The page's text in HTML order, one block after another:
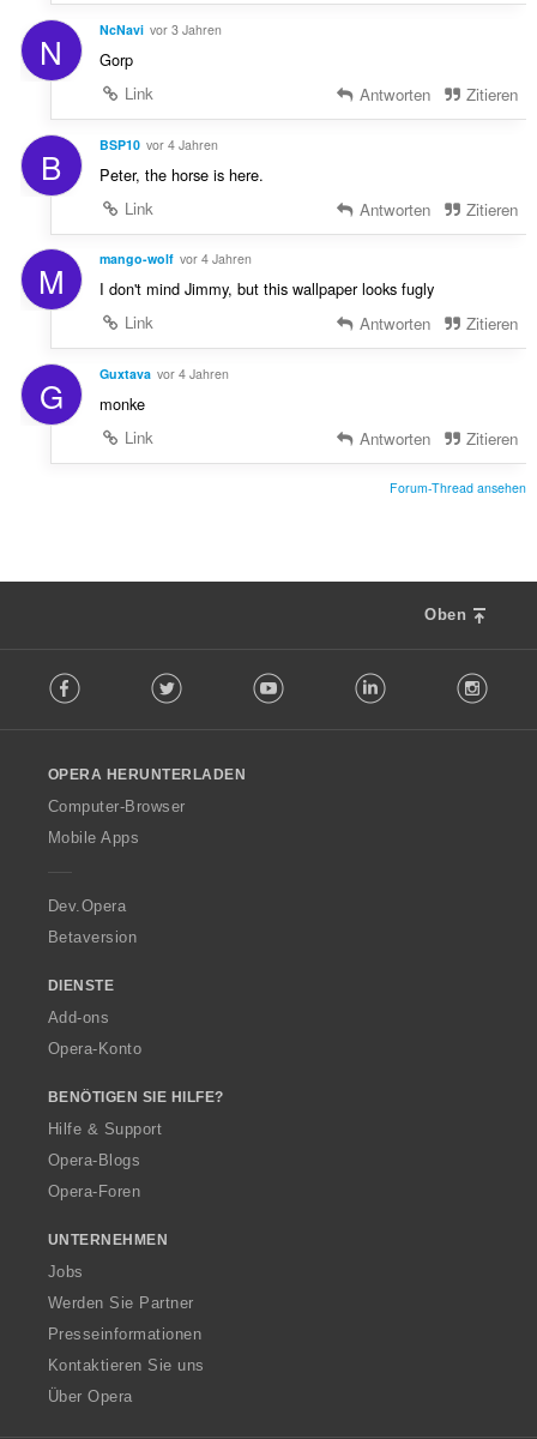
N NcNavi vor 3 Jahren
Gorp
Link
Antworten Zitieren
B BSP10 vor 4 Jahren
Peter, the horse is here.
Link
Antworten Zitieren
M mango-wolf vor 4 Jahren
I don't mind Jimmy, but this wallpaper looks fugly
Link
Antworten Zitieren
G Guxtava vor 4 Jahren
monke
Link
Antworten Zitieren
Forum-Thread ansehen
Oben
o
w
O
p
a
Facebook Twitter Youtube LinkedIn
OPERA HERUNTERLADEN
Computer-Browser
Mobile Apps
Dev.Opera
Betaversion
DIENSTE
Add-ons
Opera-Konto
BENÖTIGEN SIE HILFE?
Hilfe & Support
Opera-Blogs
Opera-Foren
UNTERNEHMEN
Jobs
Werden Sie Partner
Presseinformationen
Kontaktieren Sie uns
Über Opera